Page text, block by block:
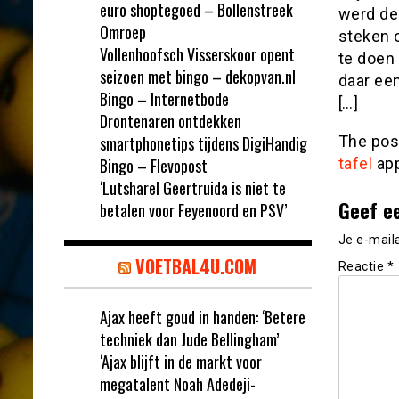
werd
steken
te doen
daar
[…]
The
tafel
Geef
Je e-
Reactie *
euro shoptegoed – Bollenstreek
Omroep
Vollenhoofsch Visserskoor opent
seizoen met bingo – dekopvan.nl
Bingo – Internetbode
Drontenaren ontdekken
smartphonetips tijdens DigiHandig
Bingo – Flevopost
‘Lutsharel Geertruida is niet te
betalen voor Feyenoord en PSV’
VOETBAL4U.COM
Ajax heeft goud in handen: ‘Betere
techniek dan Jude Bellingham’
‘Ajax blijft in de markt voor
megatalent Noah Adedeji-